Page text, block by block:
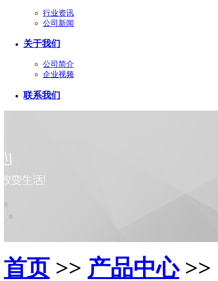
行业资讯
公司新闻
关于我们
公司简介
企业视频
联系我们
首页>> 产品中心